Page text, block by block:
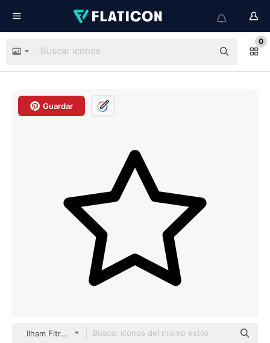
0
Guardar
Ilham Fitrotul Hayat Detailed Outline